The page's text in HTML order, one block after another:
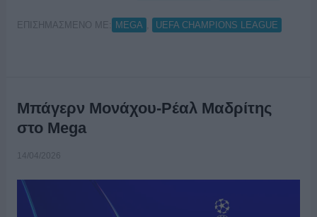
ΕΠΙΣΗΜΑΣΜΕΝΟ ΜΕ: MEGA UEFA CHAMPIONS LEAGUE
Μπάγερν Μονάχου-Ρέαλ Μαδρίτης
στο Mega
14/04/2026